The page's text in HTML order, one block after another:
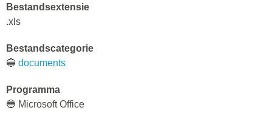
Bestandsextensie
.xls
Bestandscategorie
🔵 documents
Programma
🔵 Microsoft Office